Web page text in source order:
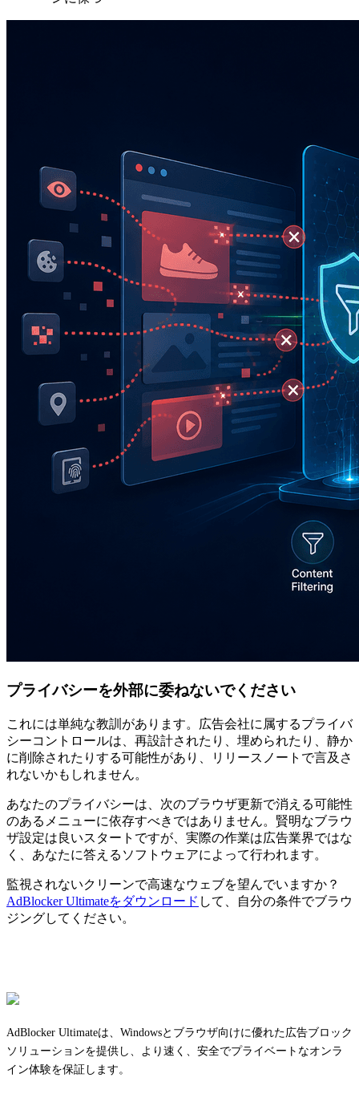
プライバシーを外部に委ねないでください
これには単純な教訓があります。広告会社に属するプライバ
シーコントロールは、再設計されたり、埋められたり、静か
に削除されたりする可能性があり、リリースノートで言及さ
れないかもしれません。
あなたのプライバシーは、次のブラウザ更新で消える可能性
のあるメニューに依存すべきではありません。賢明なブラウ
ザ設定は良いスタートですが、実際の作業は広告業界ではな
く、あなたに答えるソフトウェアによって行われます。
監視されないクリーンで高速なウェブを望んでいますか？
AdBlocker Ultimateをダウンロード して、自分の条件でブラウ
ジングしてください。
AdBlocker Ultimateは、Windowsとブラウザ向けに優れた広告ブロック
ソリューションを提供し、より速く、安全でプライベートなオンラ
イン体験を保証します。